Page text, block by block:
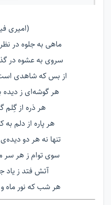
(امیری
ماهی به جلوه در
سروی به عشوه در
از بس که شاهدی
هر گوشه‌ای ز دیده
هر ذره از
هر پاره از دلم
تنها نه هر دو
سوی توام ز هر سر
آتش فتد ز یاد
هر شب که نور ماه